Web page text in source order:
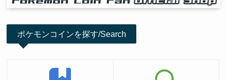
ポケモンコインを探す/Search